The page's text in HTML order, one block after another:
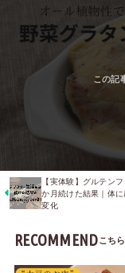
【実体験】グルテン
か月続けた結果｜体
変化
RECOMMEND